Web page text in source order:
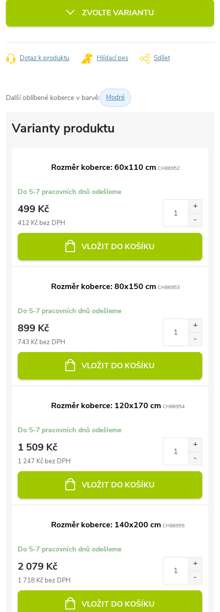
cena:
ZVOLTE VARIANTU
Dotaz k produktu Hlídací pes Sdílet
Další oblíbené koberce v barvě: Modré
Rozměr koberce: 60x110 cm CH86952
Do 5-7 pracovních dnů odešleme
499 Kč
412 Kč bez DPH
VLOŽIT DO KOŠÍKU
Rozměr koberce: 80x150 cm CH86953
Do 5-7 pracovních dnů odešleme
899 Kč
743 Kč bez DPH
VLOŽIT DO KOŠÍKU
Rozměr koberce: 120x170 cm CH86954
Do 5-7 pracovních dnů odešleme
1 509 Kč
1 247 Kč bez DPH
VLOŽIT DO KOŠÍKU
Rozměr koberce: 140x200 cm CH86955
Do 5-7 pracovních dnů odešleme
2 079 Kč
1 718 Kč bez DPH
VLOŽIT DO KOŠÍKU